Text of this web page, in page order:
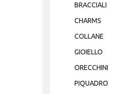
BRACCIALI
CHARMS
COLLANE
GIOIELLO
ORECCHINI
PIQUADRO